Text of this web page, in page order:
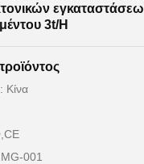
3t/H
Κίνα
001